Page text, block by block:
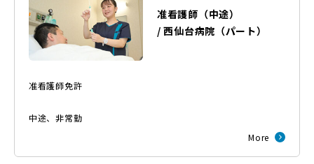
准看護師（中途）
/西仙台病院 （パート）
准看護師免許
中途、非常勤
More